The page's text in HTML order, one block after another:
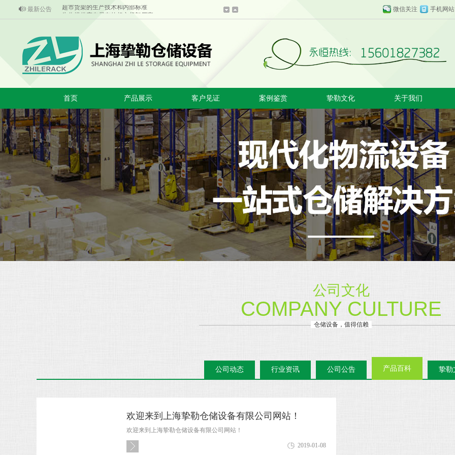
最新公告
为你提供应有尽有的超市货架厂家
超市货架批发产品的主要组成部分结合
超市货架上惊现自有品牌产品
超市货架的生产技术和内部标准
微信关注 手机网站
首页 产品展示 客户见证 案例鉴赏 挚勒文化 关于我们
公司文化
COMPANY CULTURE
仓储设备，值得信赖
公司动态 行业资讯 公司公告 产品百科 挚勒
欢迎来到上海挚勒仓储设备有限公司网站！
欢迎来到上海挚勒仓储设备有限公司网站！
2019-01-08